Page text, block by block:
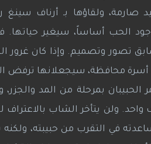
ولقاؤها بـ أرناف سينغ
الحب أساساً، سيغير حياتها.
تصور وتصميم. وإذا كان غرور
أسرة محافظة، سيجعلانها ترفض
الحبيبان بمرحلة من المد
ولن يتأخر الشاب بالاعتراف
في التقرب من حبيبته،